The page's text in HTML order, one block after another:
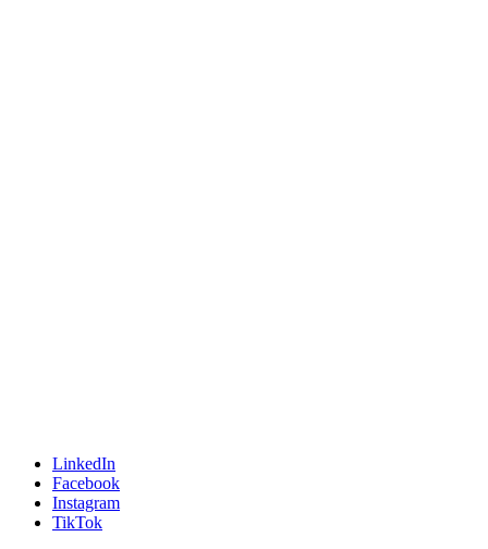
LinkedIn
Facebook
Instagram
TikTok